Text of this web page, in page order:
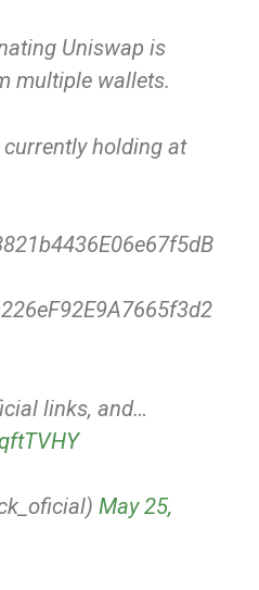
Uniswap is
multiple wallets.
holding at
links, and…
May 25,